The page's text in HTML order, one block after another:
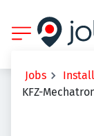
Jobs
KFZ-